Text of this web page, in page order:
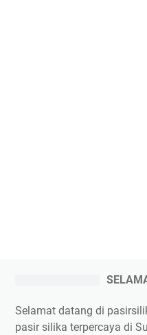
Selamat datang di
pasir silika terpercaya di